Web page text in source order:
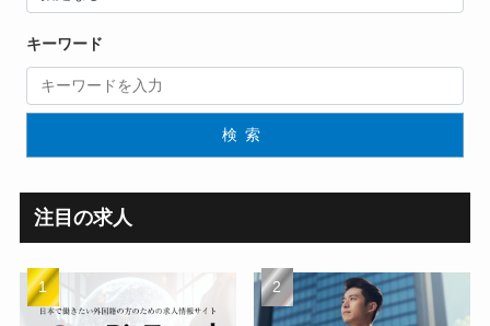
キーワード
検索
注目の求人